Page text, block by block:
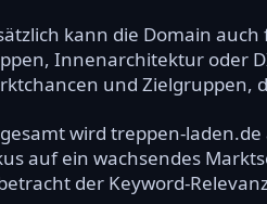
kann die Domain
Innenarchitektur oder
und Zielgruppen,
wird treppen-
auf ein wachsendes
der Keyword-